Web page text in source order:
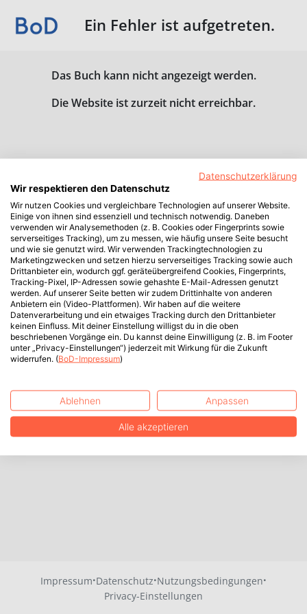
Ein Fehler ist aufgetreten.
Das Buch kann nicht angezeigt werden.
Die Website ist zurzeit nicht erreichbar.
Impressum·Datenschutz·Nutzungsbedingungen·
Privacy-Einstellungen
Datenschutzerklärung
Wir respektieren den Datenschutz
Wir nutzen Cookies und vergleichbare Technologien auf unserer Website.
Einige von ihnen sind essenziell und technisch notwendig. Daneben
verwenden wir Analysemethoden (z. B. Cookies oder Fingerprints sowie
serverseitiges Tracking), um zu messen, wie häufig unsere Seite besucht
und wie sie genutzt wird. Wir verwenden Trackingtechnologien zu
Marketingzwecken und setzen hierzu serverseitiges Tracking sowie auch
Drittanbieter ein, wodurch ggf. geräteübergreifend Cookies, Fingerprints,
Tracking-Pixel, IP-Adressen sowie gehashte E-Mail-Adressen genutzt
werden. Auf unserer Seite betten wir zudem Drittinhalte von anderen
Anbietern ein (Video-Plattformen). Wir haben auf die weitere
Datenverarbeitung und ein etwaiges Tracking durch den Drittanbieter
keinen Einfluss. Mit deiner Einstellung willigst du in die oben
beschriebenen Vorgänge ein. Du kannst deine Einwilligung (z. B. im Footer
unter „Privacy-Einstellungen“) jederzeit mit Wirkung für die Zukunft
widerrufen. (BoD-Impressum)
Ablehnen Anpassen
Alle akzeptieren